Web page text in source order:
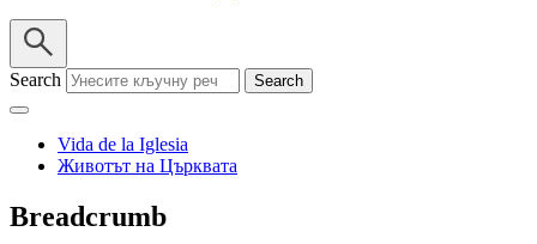
Search
Vida de la Iglesia
Животът на Църквата
Breadcrumb